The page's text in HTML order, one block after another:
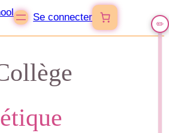
Se connecter
🚀
✏️